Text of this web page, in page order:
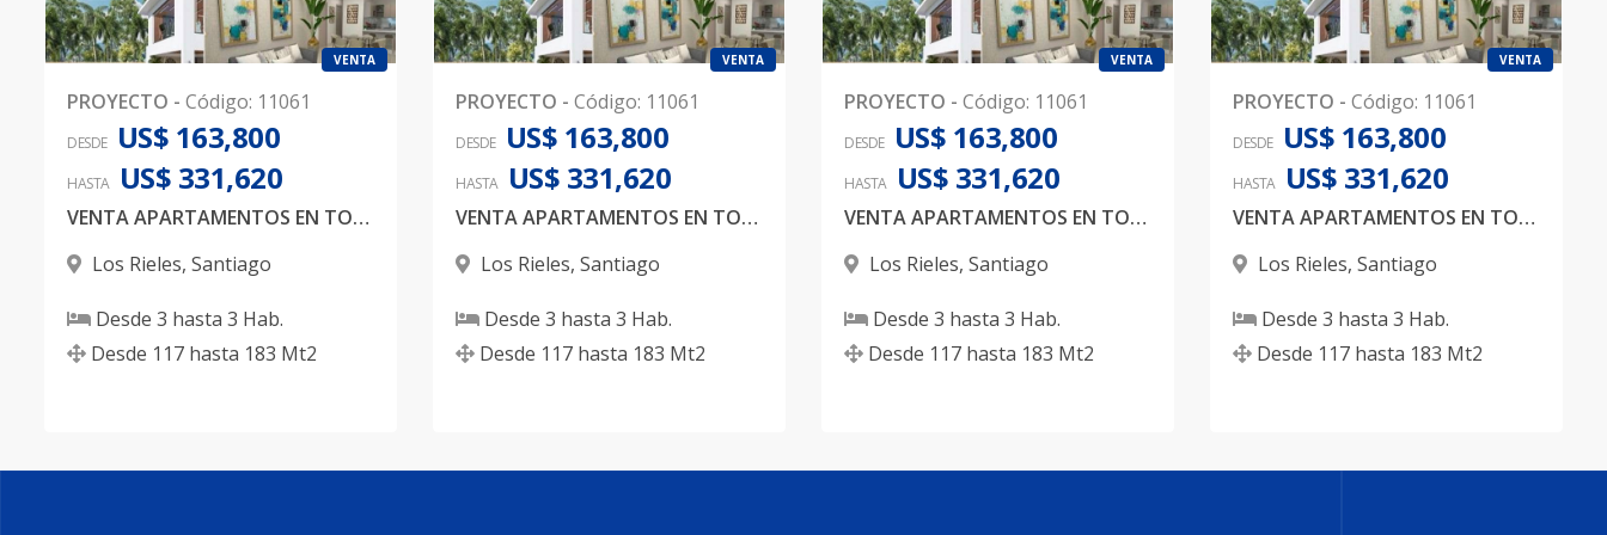
VENTA
PROYECTO - Código: 11061
DESDE US$ 163,800
HASTA US$ 331,620
VENTA APARTAMENTOS EN TORRE DE 6 NIVELES EN LOS RIELES
Los Rieles, Santiago
Desde 3 hasta 3 Hab.
Desde 117 hasta 183 Mt2
VENTA
PROYECTO - Código: 11061
DESDE US$ 163,800
HASTA US$ 331,620
VENTA APARTAMENTOS EN TORRE DE 6 NIVELES EN LOS RIELES
Los Rieles, Santiago
Desde 3 hasta 3 Hab.
Desde 117 hasta 183 Mt2
VENTA
PROYECTO - Código: 11061
DESDE US$ 163,800
HASTA US$ 331,620
VENTA APARTAMENTOS EN TORRE DE 6 NIVELES EN LOS RIELES
Los Rieles, Santiago
Desde 3 hasta 3 Hab.
Desde 117 hasta 183 Mt2
VENTA
PROYECTO - Código: 11061
DESDE US$ 163,800
HASTA US$ 331,620
VENTA APARTAMENTOS EN TORRE DE 6 NIVELES EN LOS RIELES
Los Rieles, Santiago
Desde 3 hasta 3 Hab.
Desde 117 hasta 183 Mt2